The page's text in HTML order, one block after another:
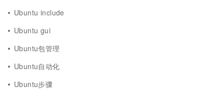
Ubuntu include
Ubuntu gui
Ubuntu包管理
Ubuntu自动化
Ubuntu步骤